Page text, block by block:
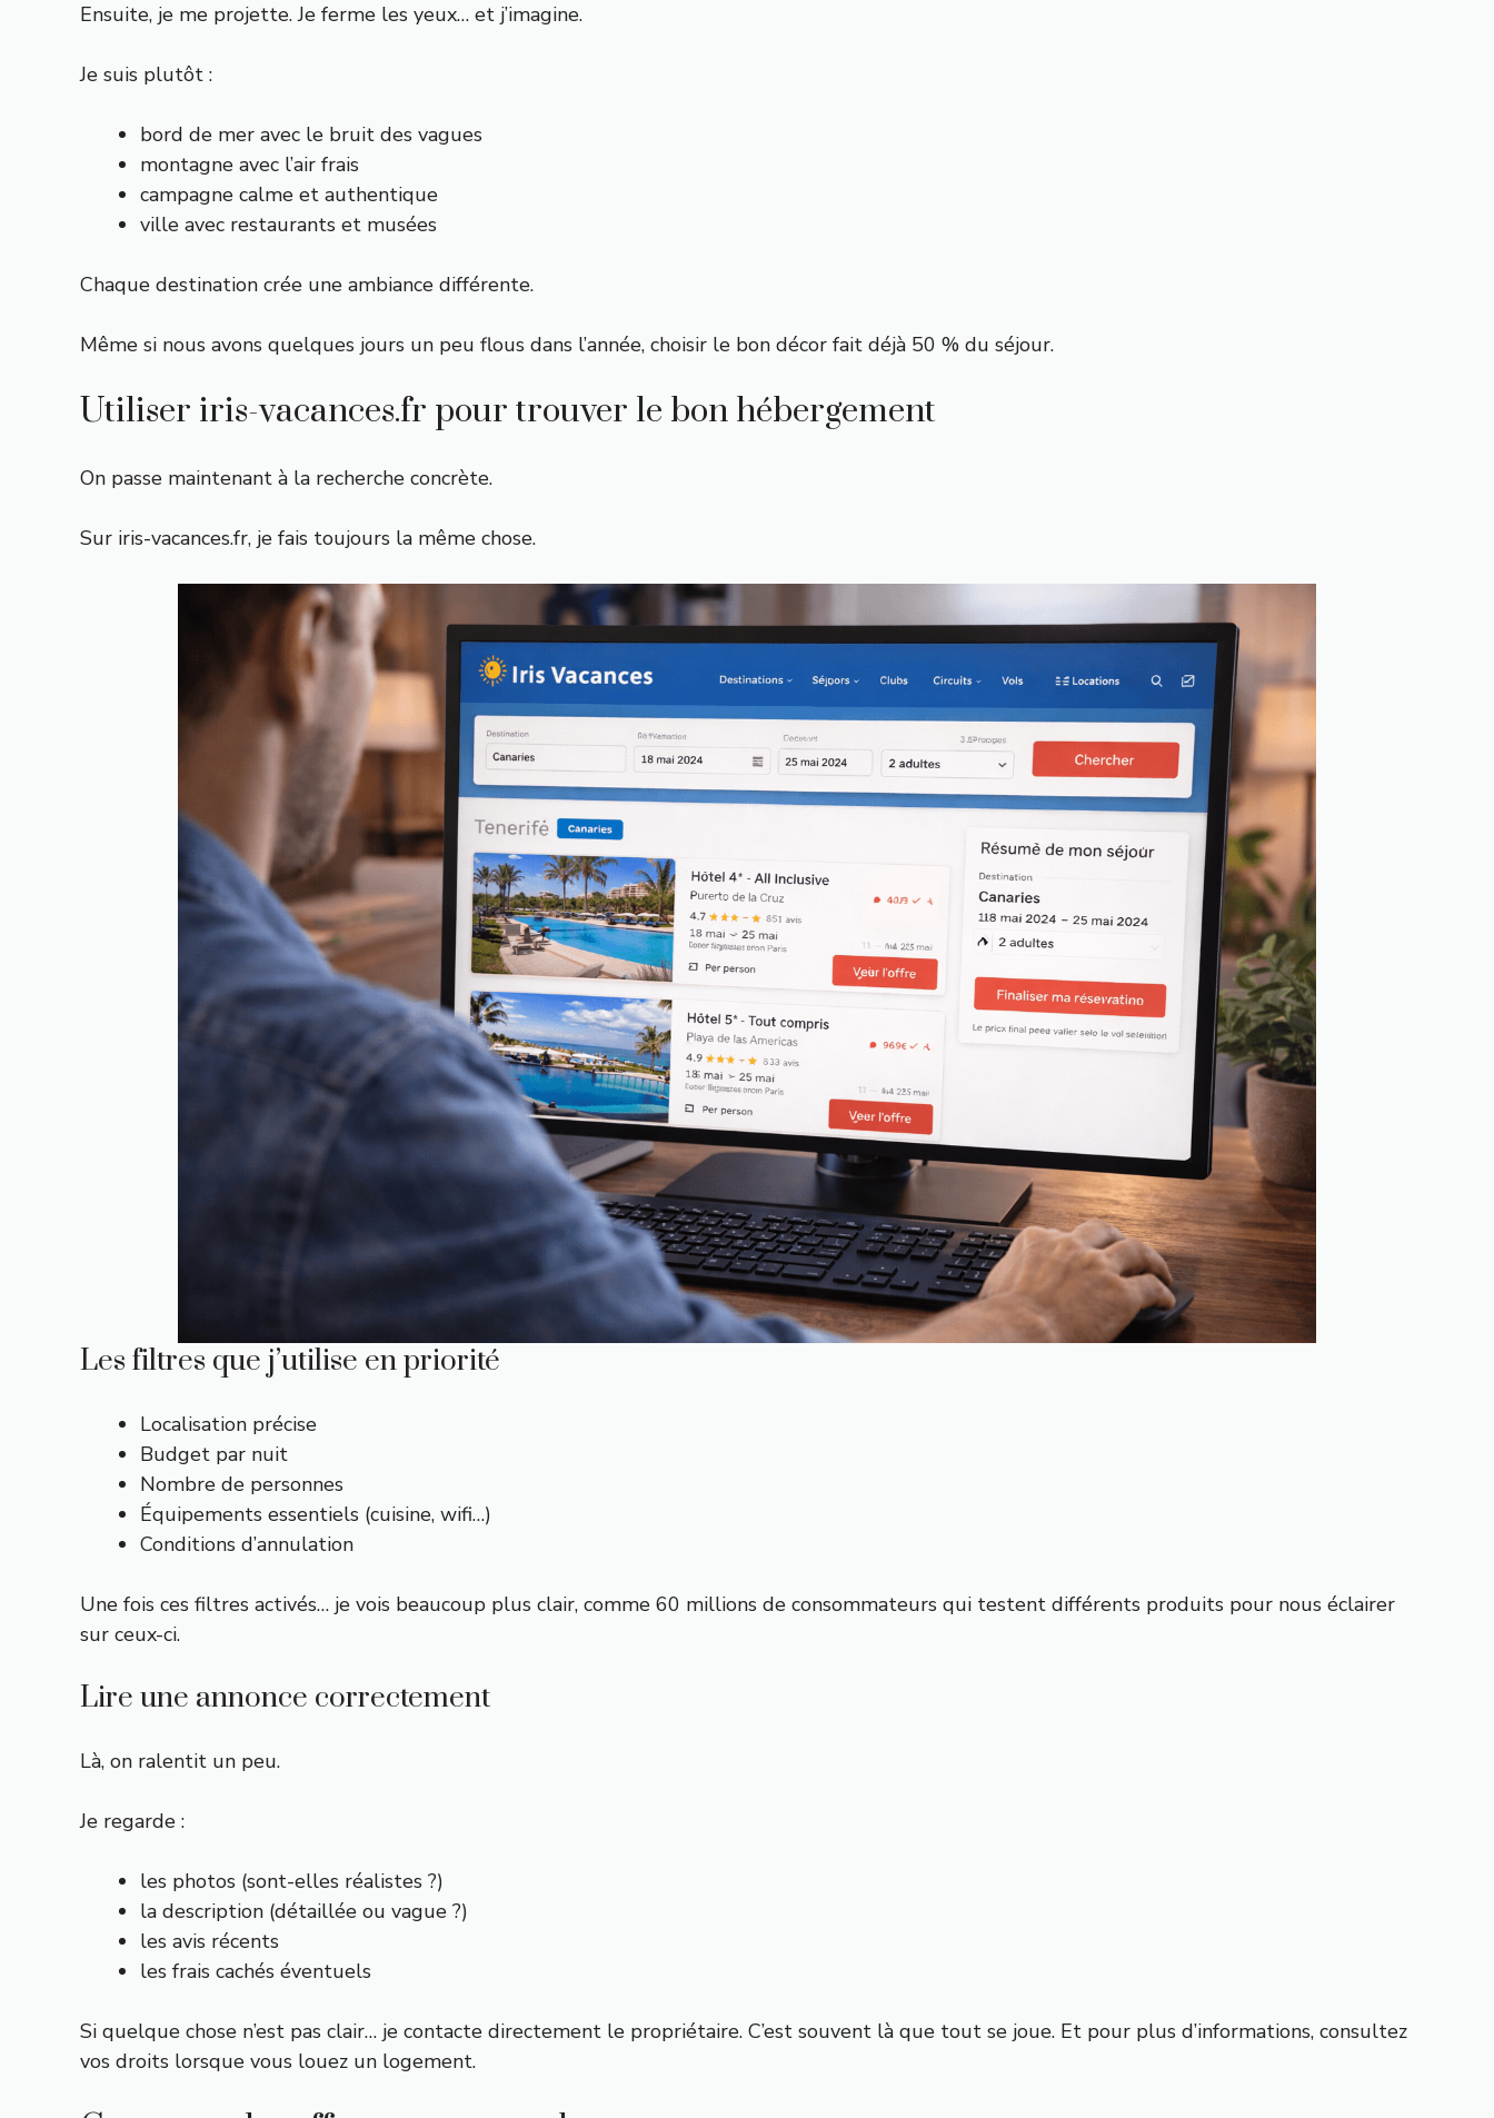
Ensuite, je me projette. Je ferme les yeux… et j’imagine.
Je suis plutôt :
bord de mer avec le bruit des vagues
montagne avec l’air frais
campagne calme et authentique
ville avec restaurants et musées
Chaque destination crée une ambiance différente.
Même si nous avons quelques jours un peu flous dans l’année, choisir le bon décor fait déjà 50 % du séjour.
Utiliser iris-vacances.fr pour trouver le bon hébergement
On passe maintenant à la recherche concrète.
Sur iris-vacances.fr, je fais toujours la même chose.
Les filtres que j’utilise en priorité
Localisation précise
Budget par nuit
Nombre de personnes
Équipements essentiels (cuisine, wifi…)
Conditions d’annulation
Une fois ces filtres activés… je vois beaucoup plus clair, comme 60 millions de consommateurs qui testent différents produits pour nous éclairer
sur ceux-ci.
Lire une annonce correctement
Là, on ralentit un peu.
Je regarde :
les photos (sont-elles réalistes ?)
la description (détaillée ou vague ?)
les avis récents
les frais cachés éventuels
Si quelque chose n’est pas clair… je contacte directement le propriétaire. C’est souvent là que tout se joue. Et pour plus d’informations, consultez
vos droits lorsque vous louez un logement.